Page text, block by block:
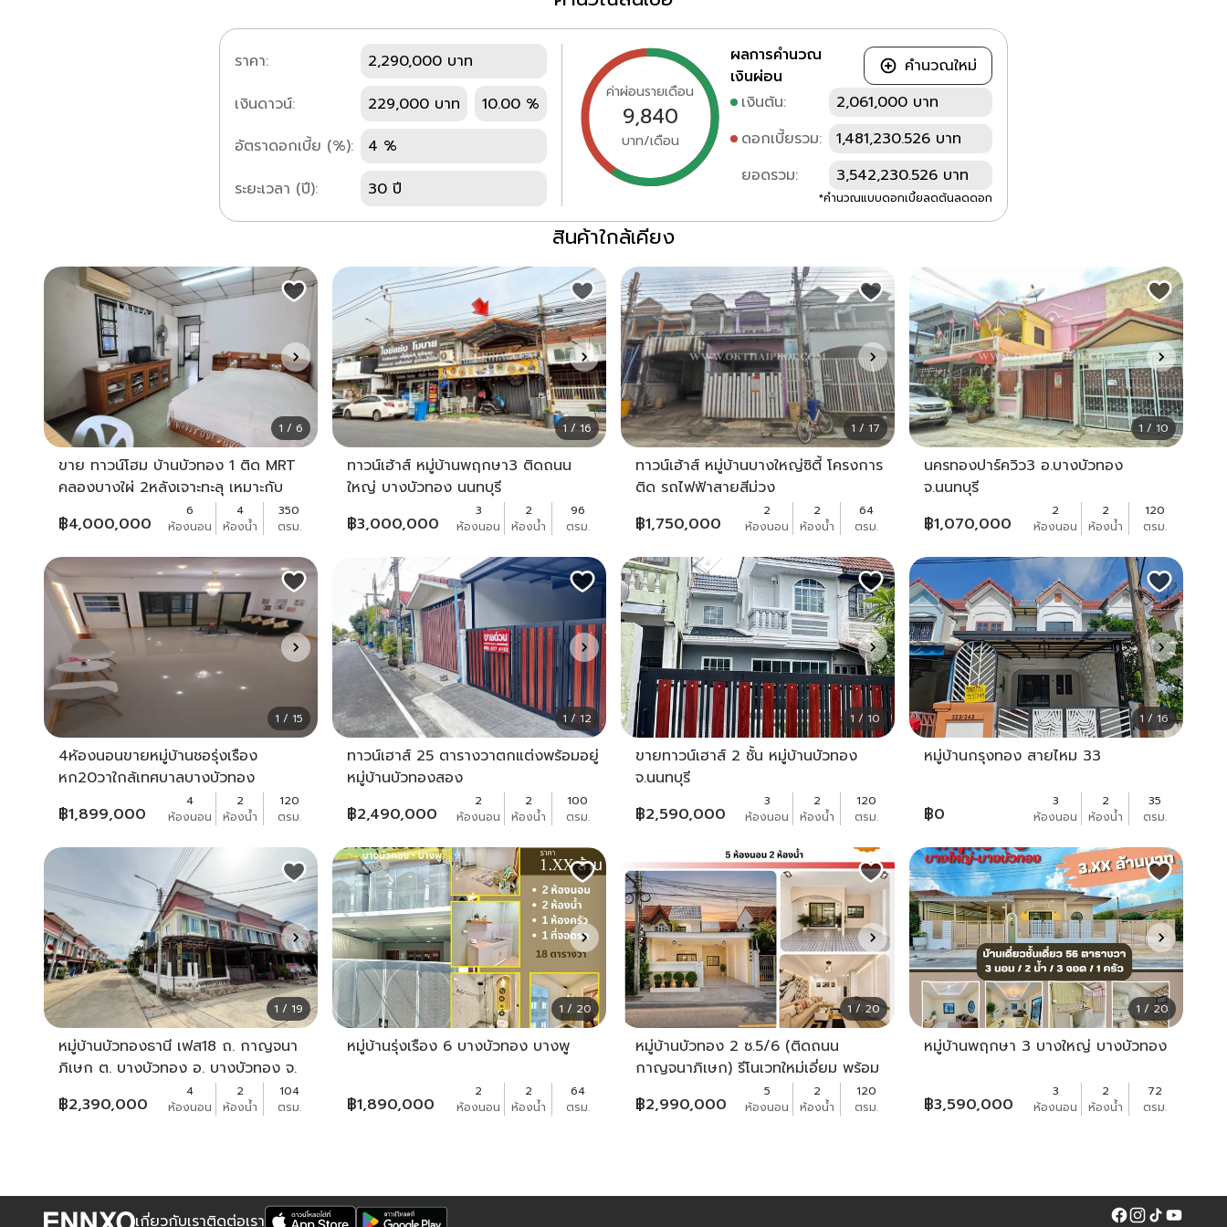
ราคา:
2,290,000 บาท
เงินดาวน์:
229,000 บาท
10.00 %
อัตราดอกเบี้ย (%):
4 %
ระยะเวลา (ปี):
30 ปี
ค่าผ่อนรายเดือน
9,840
บาท/เดือน
ผลการคำนวณ
เงินผ่อน
คำนวณใหม่
เงินต้น:
2,061,000 บาท
ดอกเบี้ยรวม:
1,481,230.526 บาท
ยอดรวม:
3,542,230.526 บาท
*คำนวณแบบดอกเบี้ยลดต้นลดดอก
สินค้าใกล้เคียง
1 / 6
ขาย ทาวน์โฮม บ้านบัวทอง 1 ติด MRT
คลองบางใผ่ 2หลังเจาะทะลุ เหมาะกับ
ครอบครัวใหญ่ หรือ ทำสำนักงาน ถนน
กาญจนาภิเษก
฿4,000,000
6
ห้องนอน
4
ห้องน้ำ
350
ตรม.
1 / 16
ทาวน์เฮ้าส์ หมู่บ้านพฤกษา3 ติดถนน
ใหญ่ บางบัวทอง นนทบุรี
฿3,000,000
3
ห้องนอน
2
ห้องน้ำ
96
ตรม.
1 / 17
ทาวน์เฮ้าส์ หมู่บ้านบางใหญ่ซิตี้ โครงการ
ติด รถไฟฟ้าสายสีม่วง
฿1,750,000
2
ห้องนอน
2
ห้องน้ำ
64
ตรม.
1 / 10
นครทองปาร์ควิว3 อ.บางบัวทอง
จ.นนทบุรี
฿1,070,000
2
ห้องนอน
2
ห้องน้ำ
120
ตรม.
1 / 15
4ห้องนอนขายหมู่บ้านชอรุ่งเรือง
หก20วาใกล้เทศบาลบางบัวทอง
฿1,899,000
4
ห้องนอน
2
ห้องน้ำ
120
ตรม.
1 / 12
ทาวน์เฮาส์ 25 ตารางวาตกแต่งพร้อมอยู่
หมู่บ้านบัวทองสอง
฿2,490,000
2
ห้องนอน
2
ห้องน้ำ
100
ตรม.
1 / 10
ขายทาวน์เฮาส์ 2 ชั้น หมู่บ้านบัวทอง
จ.นนทบุรี
฿2,590,000
3
ห้องนอน
2
ห้องน้ำ
120
ตรม.
1 / 16
หมู่บ้านกรุงทอง สายไหม 33
฿0
3
ห้องนอน
2
ห้องน้ำ
35
ตรม.
1 / 19
หมู่บ้านบัวทองธานี เฟส18 ถ. กาญจนา
ภิเษก ต. บางบัวทอง อ. บางบัวทอง จ.
฿2,390,000
4
ห้องนอน
2
ห้องน้ำ
104
ตรม.
1 / 20
หมู่บ้านรุ่งเรือง 6 บางบัวทอง บางพู
฿1,890,000
2
ห้องนอน
2
ห้องน้ำ
64
ตรม.
1 / 20
หมู่บ้านบัวทอง 2 ซ.5/6 (ติดถนน
กาญจนาภิเษก) รีโนเวทใหม่เอี่ยม พร้อม
฿2,990,000
5
ห้องนอน
2
ห้องน้ำ
120
ตรม.
1 / 20
หมู่บ้านพฤกษา 3 บางใหญ่ บางบัวทอง
฿3,590,000
3
ห้องนอน
2
ห้องน้ำ
72
ตรม.
เกี่ยวกับเราติดต่อเรา Facebook
Instagram
TiktokYouTube